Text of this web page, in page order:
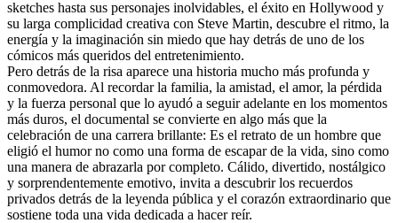
sketches hasta sus personajes inolvidables, el éxito en Hollywood y
su larga complicidad creativa con Steve Martin, descubre el ritmo, la
energía y la imaginación sin miedo que hay detrás de uno de los
cómicos más queridos del entretenimiento.
Pero detrás de la risa aparece una historia mucho más profunda y
conmovedora. Al recordar la familia, la amistad, el amor, la pérdida
y la fuerza personal que lo ayudó a seguir adelante en los momentos
más duros, el documental se convierte en algo más que la
celebración de una carrera brillante: Es el retrato de un hombre que
eligió el humor no como una forma de escapar de la vida, sino como
una manera de abrazarla por completo. Cálido, divertido, nostálgico
y sorprendentemente emotivo, invita a descubrir los recuerdos
privados detrás de la leyenda pública y el corazón extraordinario que
sostiene toda una vida dedicada a hacer reír.